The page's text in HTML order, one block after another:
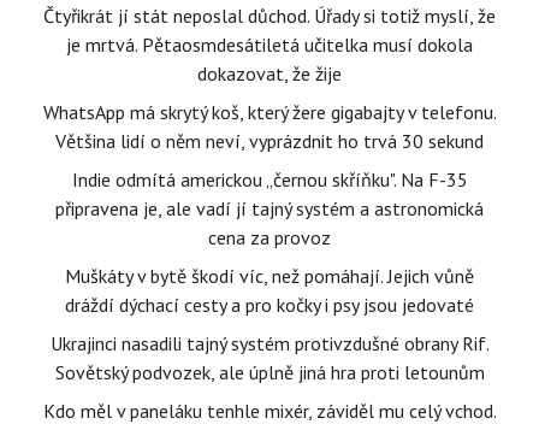
Čtyřikrát jí stát neposlal důchod. Úřady si totiž myslí, že
je mrtvá. Pětaosmdesátiletá učitelka musí dokola
dokazovat, že žije
WhatsApp má skrytý koš, který žere gigabajty v telefonu.
Většina lidí o něm neví, vyprázdnit ho trvá 30 sekund
Indie odmítá americkou „černou skříňku". Na F-35
připravena je, ale vadí jí tajný systém a astronomická
cena za provoz
Muškáty v bytě škodí víc, než pomáhají. Jejich vůně
dráždí dýchací cesty a pro kočky i psy jsou jedovaté
Ukrajinci nasadili tajný systém protivzdušné obrany Rif.
Sovětský podvozek, ale úplně jiná hra proti letounům
Kdo měl v paneláku tenhle mixér, záviděl mu celý vchod.